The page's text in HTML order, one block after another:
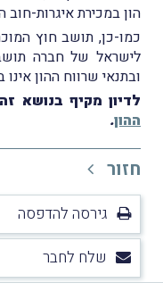
הון במכירת איגרות-
כמו-כן, תושב חוץ
לישראל של חברה
ובתנאי שרווח ההון
לדיון מקיף בנושא זה, ראו
ההון.
חזור
גירסה להדפסה
שלח לחבר